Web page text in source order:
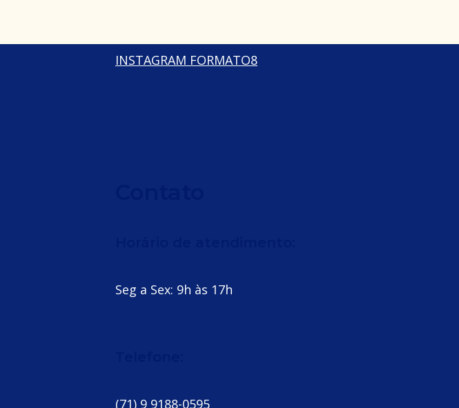
INSTAGRAM FORMATO8
Seg a Sex: 9h às 17h
(71) 9 9188-0595